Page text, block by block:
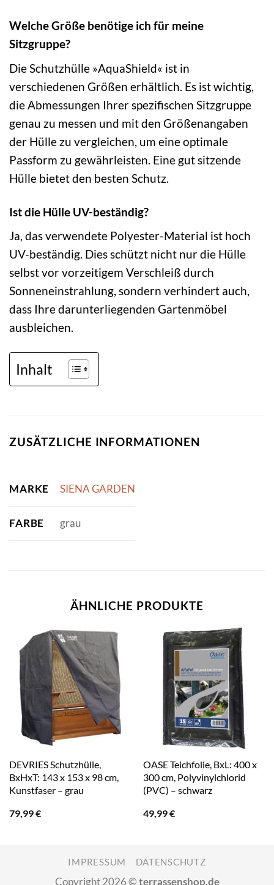
Welche Größe benötige ich für meine
Sitzgruppe?
Die Schutzhülle »AquaShield« ist in
verschiedenen Größen erhältlich. Es ist wichtig,
die Abmessungen Ihrer spezifischen Sitzgruppe
genau zu messen und mit den Größenangaben
der Hülle zu vergleichen, um eine optimale
Passform zu gewährleisten. Eine gut sitzende
Hülle bietet den besten Schutz.
Ist die Hülle UV-beständig?
Ja, das verwendete Polyester-Material ist hoch
UV-beständig. Dies schützt nicht nur die Hülle
selbst vor vorzeitigem Verschleiß durch
Sonneneinstrahlung, sondern verhindert auch,
dass Ihre darunterliegenden Gartenmöbel
ausbleichen.
Inhalt
ZUSÄTZLICHE INFORMATIONEN
MARKE SIENA GARDEN
FARBE grau
ÄHNLICHE PRODUKTE
DEVRIES Schutzhülle,
BxHxT: 143 x 153 x 98 cm,
Kunstfaser – grau
79,99€
OASE Teichfolie, BxL: 400 x
300 cm, Polyvinylchlorid
(PVC) – schwarz
49,99€
IMPRESSUM DATENSCHUTZ
Copyright 2026 ©terrassenshop.de